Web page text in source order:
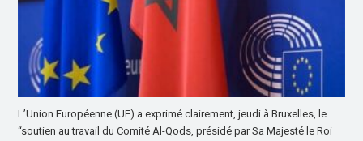
L’Union Européenne (UE) a exprimé clairement, jeudi à Bruxelles, le
“soutien au travail du Comité Al-Qods, présidé par Sa Majesté le Roi